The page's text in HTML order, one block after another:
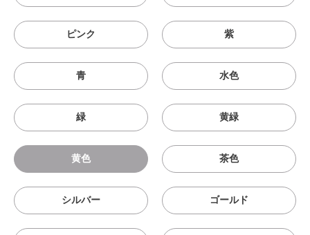
ピンク 紫
青 水色
緑 黄緑
黄色 茶色
シルバー ゴールド